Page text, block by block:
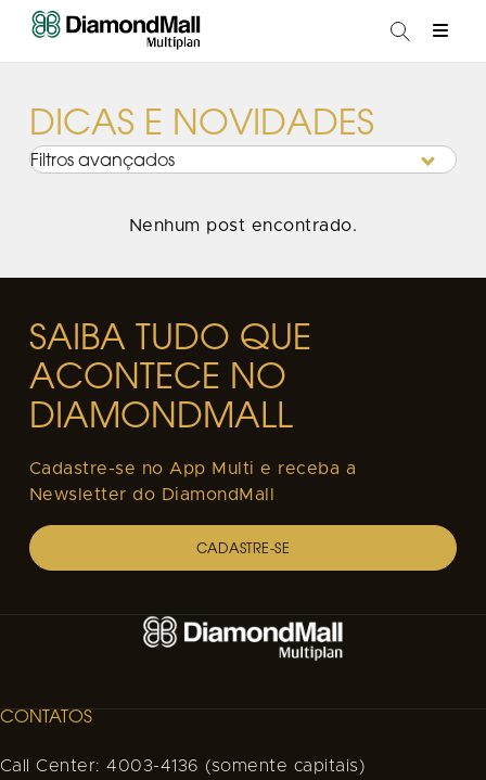
DICAS E NOVIDADES
Filtros avançados
Nenhum post encontrado.
SAIBA TUDO QUE
ACONTECE NO
DIAMONDMALL
Cadastre-se no App Multi e receba a
Newsletter do DiamondMall
CADASTRE-SE
CONTATOS
Call Center: 4003-4136 (somente capitais)